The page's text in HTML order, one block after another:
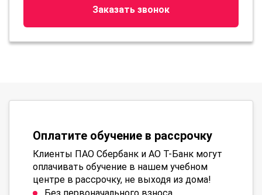
Заказать звонок
Оплатите обучение в рассрочку
Клиенты ПАО Сбербанк и АО Т-Банк могут
оплачивать обучение в нашем учебном
центре в рассрочку, не выходя из дома!